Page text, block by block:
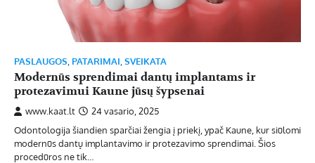
PASLAUGOS PATARIMAI SVEIKATA
Modernūs sprendimai dantų implantams ir
protezavimui Kaune jūsų šypsenai
www.kaat.lt
24 vasario, 2025
Odontologija šiandien sparčiai žengia į priekį, ypač Kaune, kur siūlomi
modernūs dantų implantavimo ir protezavimo sprendimai. Šios
procedūros ne tik…